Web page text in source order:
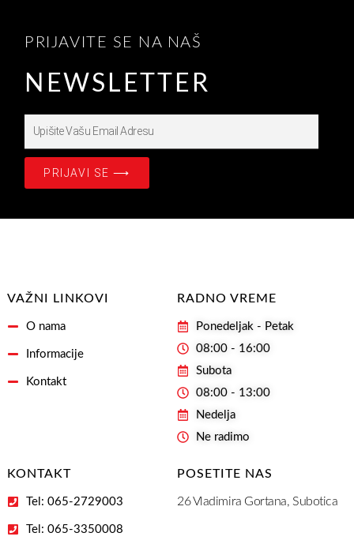
PRIJAVITE SE NA NAŠ
NEWSLETTER
Email
PRIJAVI SE ⟶
VAŽNI LINKOVI
O nama
Informacije
Kontakt
RADNO VREME
Ponedeljak - Petak
08:00 - 16:00
Subota
08:00 - 13:00
Nedelja
Ne radimo
KONTAKT
Tel: 065-2729003
Tel: 065-3350008
POSETITE NAS
26 Vladimira Gortana, Subotica